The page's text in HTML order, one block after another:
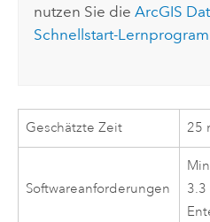
nutzen Sie dieArcGIS
Schnellstart-
Geschätzte Zeit 25
Softwareanforderungen
3.3